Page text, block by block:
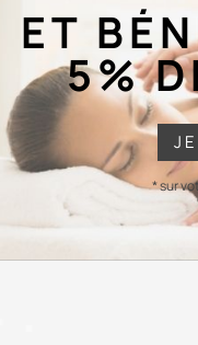
ET
5%
* sur